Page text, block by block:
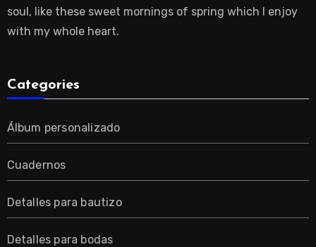
soul, like these sweet mornings of spring which I enjoy
with my whole heart.
Categories
Álbum personalizado
Cuadernos
Detalles para bautizo
Detalles para bodas